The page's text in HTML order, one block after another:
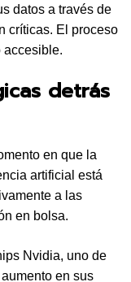
datos a través de
críticas. El proceso
accesible.
detrás
en que la
artificial está
a las
en bolsa.
Nvidia, uno de
en sus